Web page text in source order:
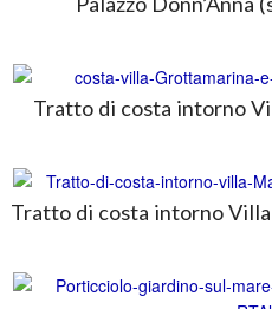
Tratto di costa intorno
Tratto di costa intorno